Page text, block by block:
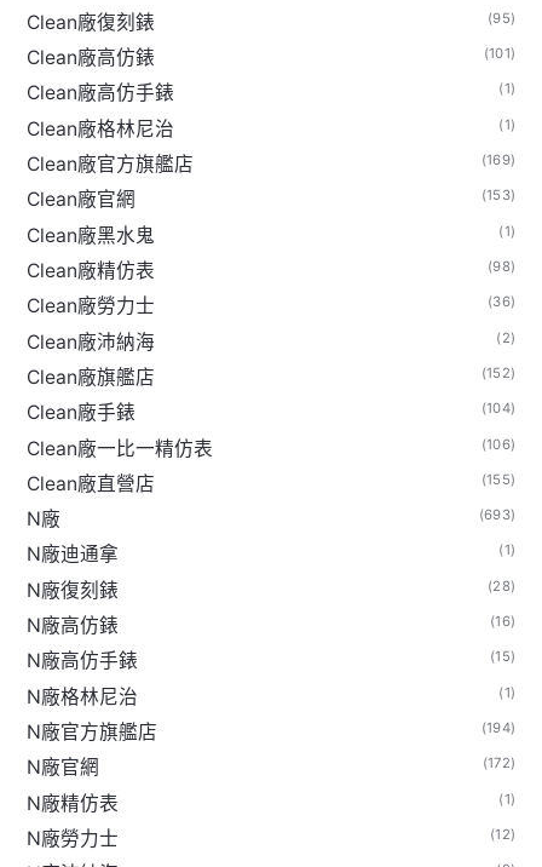
Clean廠復刻錶 (95)
Clean廠高仿錶 (101)
Clean廠高仿手錶 (1)
Clean廠格林尼治 (1)
Clean廠官方旗艦店 (169)
Clean廠官網 (153)
Clean廠黑水鬼 (1)
Clean廠精仿表 (98)
Clean廠勞力士 (36)
Clean廠沛納海 (2)
Clean廠旗艦店 (152)
Clean廠手錶 (104)
Clean廠一比一精仿表 (106)
Clean廠直營店 (155)
N廠 (693)
N廠迪通拿 (1)
N廠復刻錶 (28)
N廠高仿錶 (16)
N廠高仿手錶 (15)
N廠格林尼治 (1)
N廠官方旗艦店 (194)
N廠官網 (172)
N廠精仿表 (1)
N廠勞力士 (12)